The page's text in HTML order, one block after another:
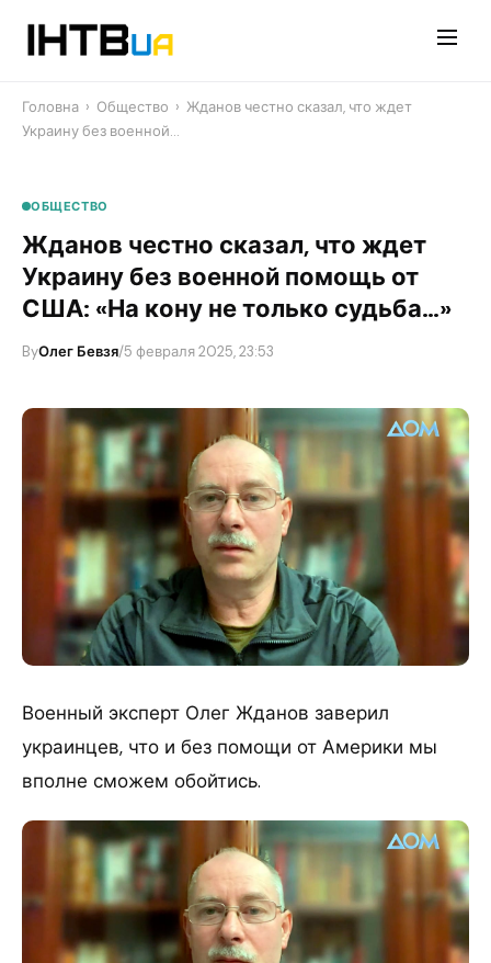
Головна › Общество › Жданов честно сказал, что ждет
Украину без военной…
ОБЩЕСТВО
Жданов честно сказал, что ждет
Украину без военной помощь от
США: «На кону не только судьба…»
ByОлег Бевзя/5 февраля 2025, 23:53
Военный эксперт Олег Жданов заверил
украинцев, что и без помощи от Америки мы
вполне сможем обойтись.